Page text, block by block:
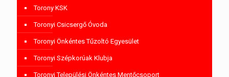
Torony KSK
Toronyi Csicsergő Óvoda
Toronyi Önkéntes Tűzoltó Egyesület
Toronyi Szépkorúak Klubja
Toronyi Települési Önkéntes Mentőcsoport